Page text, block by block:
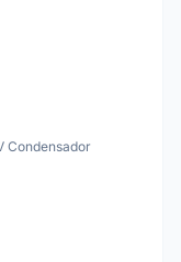
Condensador